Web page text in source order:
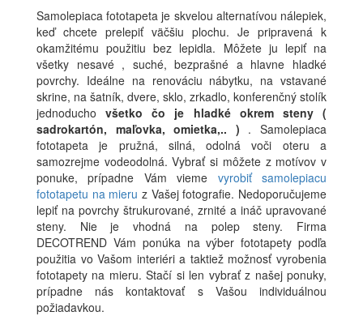
Samolepiaca fototapeta je skvelou alternatívou nálepiek,
keď chcete prelepiť väčšiu plochu. Je pripravená k
okamžitému použitiu bez lepidla. Môžete ju lepiť na
všetky nesavé , suché, bezprašné a hlavne hladké
povrchy. Ideálne na renováciu nábytku, na vstavané
skrine, na šatník, dvere, sklo, zrkadlo, konferenčný stolík
jednoduchovšetko čo je hladké okrem steny (
sadrokartón, maľovka, omietka,.. ) . Samolepiaca
fototapeta je pružná, silná, odolná voči oteru a
samozrejme vodeodolná. Vybrať si môžete z motívov v
ponuke, prípadne Vám vieme vyrobiť samolepiacu
fototapetu na mieru z Vašej fotografie. Nedoporučujeme
lepiť na povrchy štrukurované, zrnité a ináč upravované
steny. Nie je vhodná na polep steny. Firma
DECOTREND Vám ponúka na výber fototapety podľa
použitia vo Vašom interiéri a taktiež možnosť vyrobenia
fototapety na mieru. Stačí si len vybrať z našej ponuky,
prípadne nás kontaktovať s Vašou individuálnou
požiadavkou.